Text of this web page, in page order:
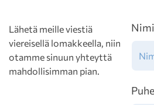
Lähetä meille viestiä
viereisellä lomakkeella, niin
otamme sinuun yhteyttä
mahdollisimman pian.
Nimi